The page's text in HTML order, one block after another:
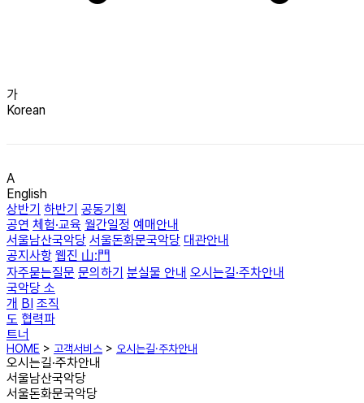
가
Korean
A
English
상반기 하반기 공동기획
공연 체험·교육 월간일정 예매안내
서울남산국악당 서울돈화문국악당 대관안내
공지사항 웹진 山:門
자주묻는질문 문의하기 분실물 안내 오시는길·주차안내
국악당 소
개 BI 조직
도 협력파
트너
HOME > 고객서비스 > 오시는길·주차안내
오시는길·주차안내
서울남산국악당
서울돈화문국악당